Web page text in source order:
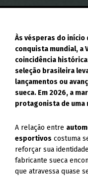
Às vésperas do início
conquista mundial, a
coincidência
seleção brasileira
lançamentos ou
sueca. Em 2026, a
protagonista de uma
A relação entre
esportivos costuma
reforçar sua
fabricante sueca
que atravessa quase